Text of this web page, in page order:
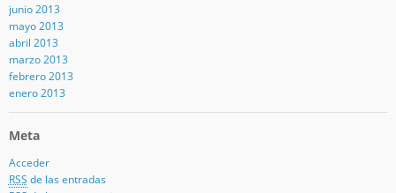
junio 2013
mayo 2013
abril 2013
marzo 2013
febrero 2013
enero 2013
Meta
Acceder
RSS de las entradas